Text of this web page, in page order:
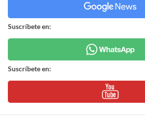
Suscríbete en:
Suscríbete en: